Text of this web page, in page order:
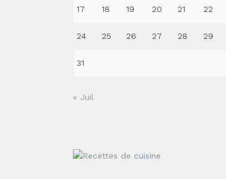
17 18 19 20 21 22
24 25 26 27 28 29
31
« Juil